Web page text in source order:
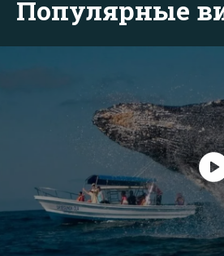
Популярные